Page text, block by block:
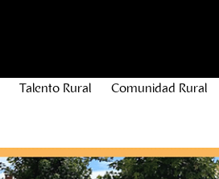
Talento Rural Comunidad Rural